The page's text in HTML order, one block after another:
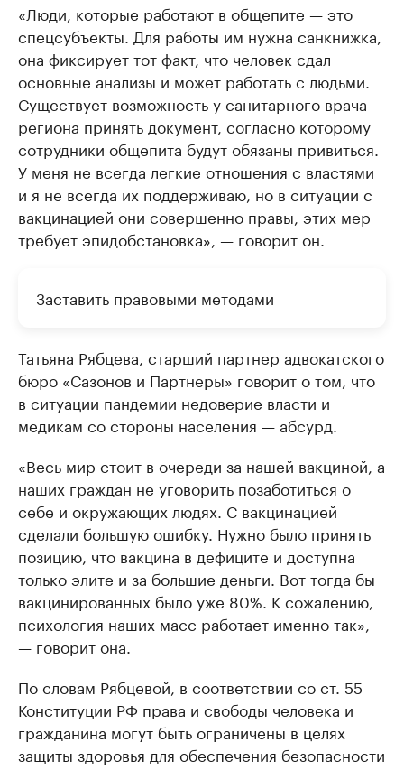
«Люди, которые работают в общепите — это
спецсубъекты. Для работы им нужна санкнижка,
она фиксирует тот факт, что человек сдал
основные анализы и может работать с людьми.
Существует возможность у санитарного врача
региона принять документ, согласно которому
сотрудники общепита будут обязаны привиться.
У меня не всегда легкие отношения с властями
и я не всегда их поддерживаю, но в ситуации с
вакцинацией они совершенно правы, этих мер
требует эпидобстановка», — говорит он.
Заставить правовыми методами
Татьяна Рябцева, старший партнер адвокатского
бюро «Сазонов и Партнеры» говорит о том, что
в ситуации пандемии недоверие власти и
медикам со стороны населения — абсурд.
«Весь мир стоит в очереди за нашей вакциной, а
наших граждан не уговорить позаботиться о
себе и окружающих людях. С вакцинацией
сделали большую ошибку. Нужно было принять
позицию, что вакцина в дефиците и доступна
только элите и за большие деньги. Вот тогда бы
вакцинированных было уже 80%. К сожалению,
психология наших масс работает именно так»,
— говорит она.
По словам Рябцевой, в соответствии со ст. 55
Конституции РФ права и свободы человека и
гражданина могут быть ограничены в целях
защиты здоровья для обеспечения безопасности